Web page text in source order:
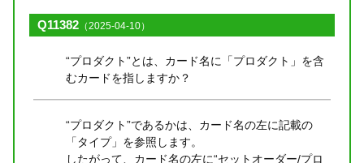
Q11382 （2025-04-10）
“プロダクト”とは、カード名に「プロダクト」を含
むカードを指しますか？
“プロダクト”であるかは、カード名の左に記載の
「タイプ」を参照します。
したがって、カード名の左に“セットオーダー/プロ